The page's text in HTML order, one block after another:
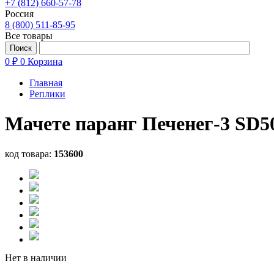
+7 (812) 660-57-78
Россия
8 (800) 511-85-95
Все товары
0 ₽ 0 Корзина
Главная
Реплики
Мачете паранг Печенег-3
код товара: 153600
Нет в наличии